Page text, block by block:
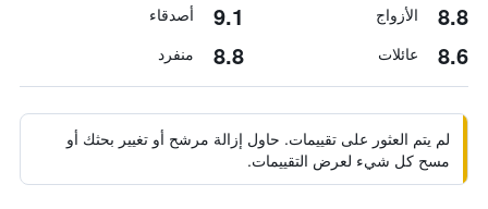
8.8 الأزواج 9.1 أصدقاء
8.6 عائلات 8.8 منفرد
لم يتم العثور على تقييمات. حاول إزالة مرشح أو تغيير بحثك أو
مسح كل شيء لعرض التقييمات.